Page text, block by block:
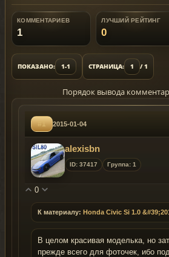
КОММЕНТАРИЕВ
1
ЛУЧШИЙ РЕЙТИНГ
0
ПОКАЗАНО: 1-1 СТРАНИЦА: 1 / 1
Порядок вывода
#1 2015-01-04
alexisbn
ID: 37417 Группа: 1
0
К материалу: Honda Civic Si 1.0
В целом красивая моделька, но
прежде всего для фоточек, ибо